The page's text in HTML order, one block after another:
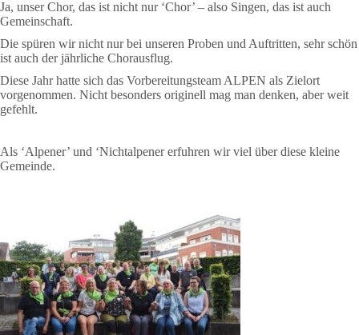
Ja, unser Chor, das ist nicht nur ‘Chor’ – also Singen, das ist auch
Gemeinschaft.
Die spüren wir nicht nur bei unseren Proben und Auftritten, sehr schön
ist auch der jährliche Chorausflug.
Diese Jahr hatte sich das Vorbereitungsteam ALPEN als Zielort
vorgenommen. Nicht besonders originell mag man denken, aber weit
gefehlt.
Als ‘Alpener’ und ‘Nichtalpener erfuhren wir viel über diese kleine
Gemeinde.